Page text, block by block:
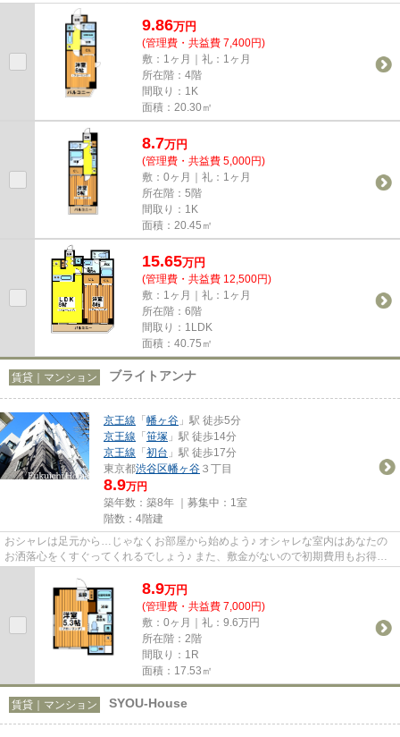
建物はオートロックまで完備でさ...
9.86万円
(管理費・共益費 7,400円)
敷：1ヶ月｜礼：1ヶ月
所在階：4階
間取り：1K
面積：20.30㎡
8.7万円
(管理費・共益費 5,000円)
敷：0ヶ月｜礼：1ヶ月
所在階：5階
間取り：1K
面積：20.45㎡
15.65万円
(管理費・共益費 12,500円)
敷：1ヶ月｜礼：1ヶ月
所在階：6階
間取り：1LDK
面積：40.75㎡
賃貸｜マンション ブライトアンナ
京王線 「幡ヶ谷 」駅 徒歩5分
京王線 「笹塚 」駅 徒歩14分
京王線 「初台 」駅 徒歩17分
東京都渋谷区幡ヶ谷 ３丁目
8.9万円
築年数：築8年 ｜募集中： 1室
階数：4階建
おシャレは足元から…じゃなくお部屋から始めよう♪ オシャレな室内はあなたの
お洒落心をくすぐってくれるでしょう♪ また、敷金がないので初期費用もお得☆
彡 余ったお金で家具の新調なん...
8.9万円
(管理費・共益費 7,000円)
敷：0ヶ月｜礼：9.6万円
所在階：2階
間取り：1R
面積：17.53㎡
賃貸｜マンション SYOU-House